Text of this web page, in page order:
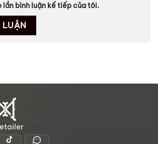
lần bình luận kế tiếp của tôi.